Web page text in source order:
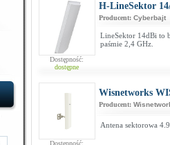
Dostępność:
dostępne
H-LineSektor
Producent: Cyberbajt
LineSektor 14dBi to
paśmie 2,4 GHz.
Dostępność:
Wisnetworks
Producent:
Antena sektorowa